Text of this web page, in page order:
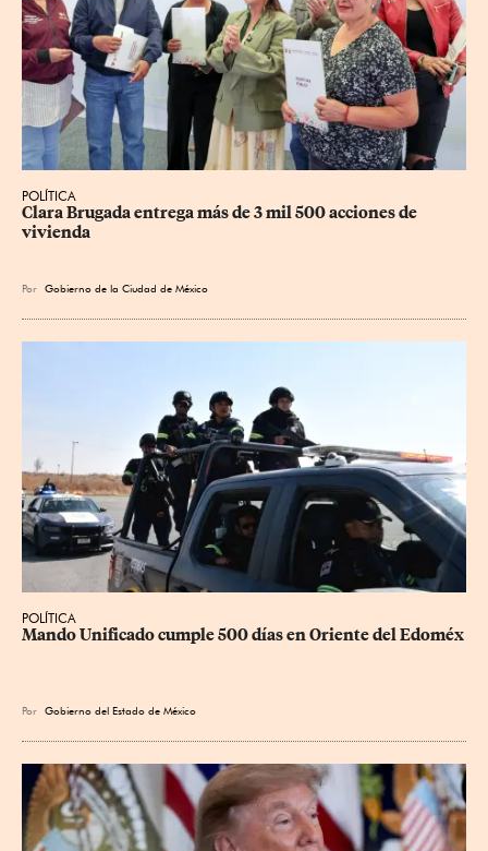
POLÍTICA
Clara Brugada entrega más de 3 mil 500 acciones de
vivienda
Por Gobierno de la Ciudad de México
POLÍTICA
Mando Unificado cumple 500 días en Oriente del Edoméx
Por Gobierno del Estado de México